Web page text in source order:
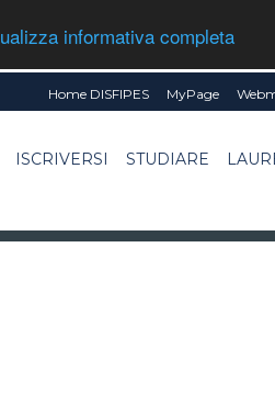
informativa completa
Home DISFIPES MyPage
ISCRIVERSI STUDIARE